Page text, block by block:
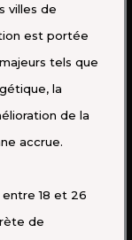
villes de
est portée
tels que
la
de la
accrue.
18 et 26
de